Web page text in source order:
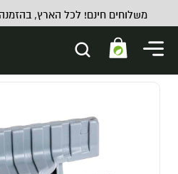
משלוחים חינם! לכל הארץ, בהזמנה